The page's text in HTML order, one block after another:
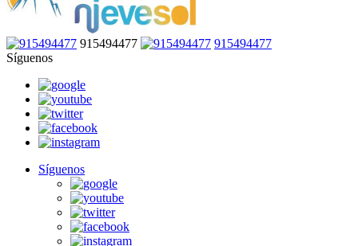
915494477
915494477
Síguenos
Síguenos